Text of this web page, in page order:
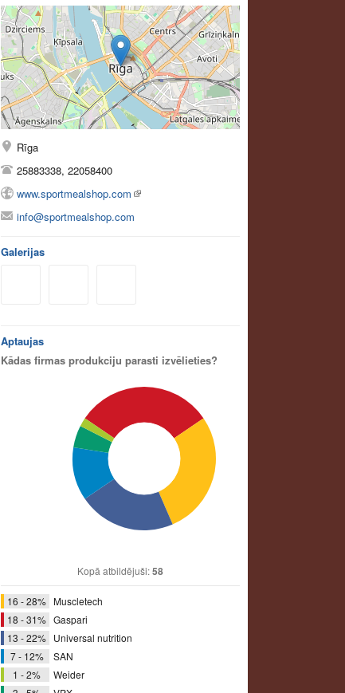
Rīga
25883338, 22058400
www.sportmealshop.com
info@sportmealshop.com
Galerijas
Aptaujas
Kādas firmas produkciju parasti izvēlieties?
Kopā atbildējuši:58
16 - 28% Muscletech
18 - 31% Gaspari
13 - 22% Universal nutrition
7 - 12%
SAN
1 - 2%
Weider